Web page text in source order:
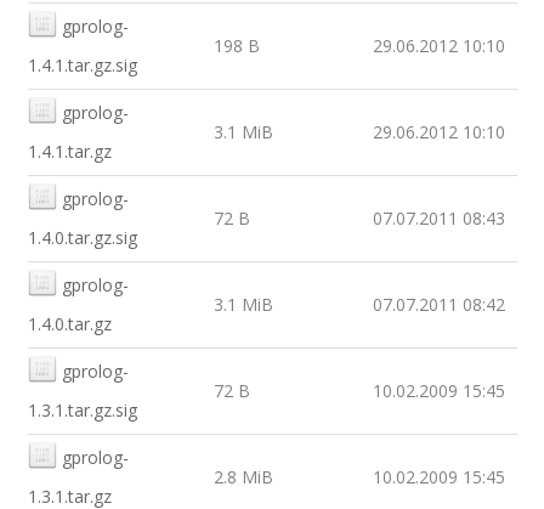
gprolog-
1.4.1.tar.gz.sig
198 B 29.06.2012 10:10
gprolog-
1.4.1.tar.gz
3.1 MiB 29.06.2012 10:10
gprolog-
1.4.0.tar.gz.sig
72 B 07.07.2011 08:43
gprolog-
1.4.0.tar.gz
3.1 MiB 07.07.2011 08:42
gprolog-
1.3.1.tar.gz.sig
72 B 10.02.2009 15:45
gprolog-
1.3.1.tar.gz
2.8 MiB 10.02.2009 15:45